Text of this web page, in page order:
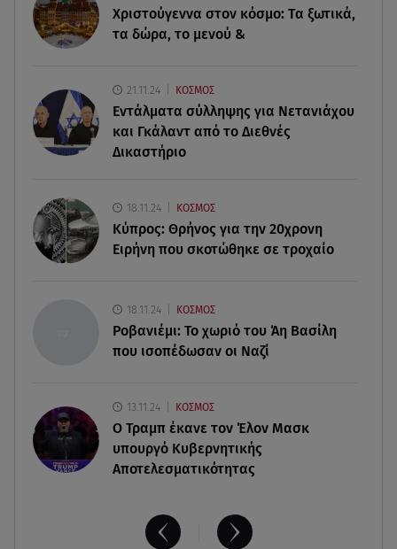
από τα λιμάνια της Αττικής
σπηλιά - Φωτογραφίες από το σημείο
08.08.26 , 13:11
ΑΜΜΟΣ - Η πρώτη ανάγνωση (αναλόγιο) στο
08.08.26 , 13:07
Σέρρες: Απόσπαση προσοχής ή απειρία πίσω από
το φονικό τροχαίο
08.08.26 , 13:06
MG Motor Greece: «Απογειώνεται» στο Athens
Flying Week 2026
Χριστούγεννα στον κόσμο: Tα ξωτικά,
τα δώρα, το μενού &
21.11.24 ΚΟΣΜΟΣ
Εντάλματα σύλληψης για Νετανιάχου
και Γκάλαντ από το Διεθνές
Δικαστήριο
18.11.24 ΚΟΣΜΟΣ
Κύπρος: Θρήνος για την 20χρονη
Ειρήνη που σκοτώθηκε σε τροχαίο
18.11.24 ΚΟΣΜΟΣ
Ροβανιέμι: Το χωριό του Άη Βασίλη
που ισοπέδωσαν οι Ναζί
13.11.24 ΚΟΣΜΟΣ
O Τραμπ έκανε τον Έλον Μασκ
υπουργό Κυβερνητικής
Αποτελεσματικότητας